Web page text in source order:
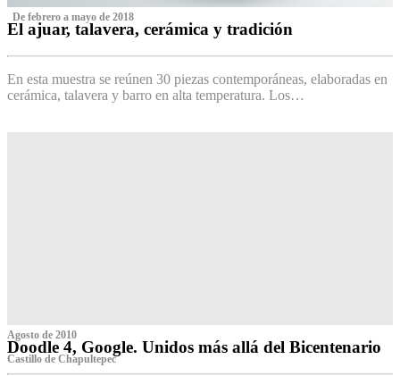
‌ De febrero a mayo de 2018
El ajuar, talavera, cerámica y tradición
En esta muestra se reúnen 30 piezas contemporáneas, elaboradas en
cerámica, talavera y barro en alta temperatura. Los…
Agosto de 2010
Doodle 4, Google. Unidos más allá del Bicentenario
Castillo de Chapultepec